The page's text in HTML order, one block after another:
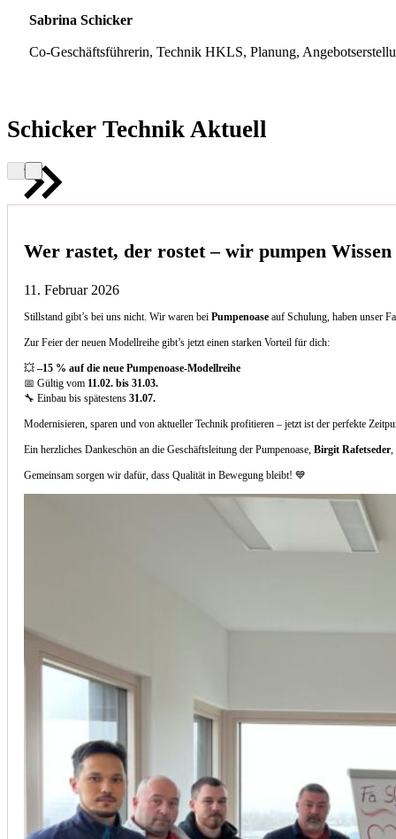
Sabrina Schicker
Co-Geschäftsführerin, Technik HKLS, Planung,
Schicker Technik Aktuell
Wer rastet, der rostet – wir pumpen
11. Februar 2026
Stillstand gibt’s bei uns nicht. Wir waren beiPumpenoase auf Schulung, haben unser
Zur Feier der neuen Modellreihe gibt’s jetzt einen starken Vorteil für dich:
💥–15 % auf die neue Pumpenoase-Modellreihe
📅 Gültig vom 11.02. bis 31.03.
🔧 Einbau bis spätestens31.07.
Modernisieren, sparen und von aktueller Technik profitieren – jetzt ist der perfekte
Ein herzliches Dankeschön an die Geschäftsleitung der Pumpenoase,Birgit Rafetseder
Gemeinsam sorgen wir dafür, dass Qualität in Bewegung bleibt! 💙